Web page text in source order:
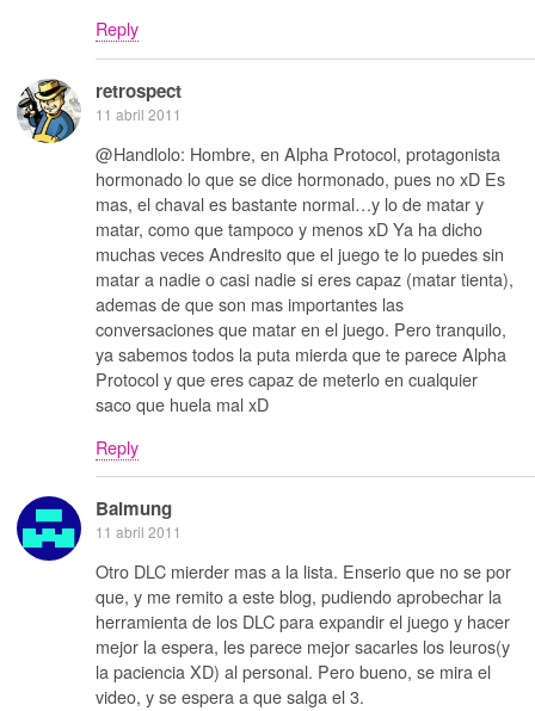
Reply
retrospect
11 abril 2011
@Handlolo: Hombre, en Alpha Protocol, protagonista
hormonado lo que se dice hormonado, pues no xD Es
mas, el chaval es bastante normal…y lo de matar y
matar, como que tampoco y menos xD Ya ha dicho
muchas veces Andresito que el juego te lo puedes sin
matar a nadie o casi nadie si eres capaz (matar tienta),
ademas de que son mas importantes las
conversaciones que matar en el juego. Pero tranquilo,
ya sabemos todos la puta mierda que te parece Alpha
Protocol y que eres capaz de meterlo en cualquier
saco que huela mal xD
Reply
Balmung
11 abril 2011
Otro DLC mierder mas a la lista. Enserio que no se por
que, y me remito a este blog, pudiendo aprobechar la
herramienta de los DLC para expandir el juego y hacer
mejor la espera, les parece mejor sacarles los leuros(y
la paciencia XD) al personal. Pero bueno, se mira el
video, y se espera a que salga el 3.